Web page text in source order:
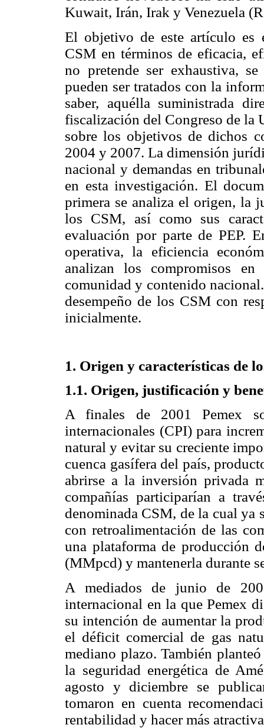
Kuwait, Irán, Irak y Venezuela
El objetivo de este artículo es
CSM en términos de eficacia,
no pretende ser exhaustiva,
pueden ser tratados con la
saber, aquélla suministrada
fiscalización del Congreso de la
sobre los objetivos de dichos
2004 y 2007. La dimensión
nacional y demandas en
en esta investigación. El
primera se analiza el origen, la
los CSM, así como sus
evaluación por parte de PEP.
operativa, la eficiencia
analizan los compromisos
comunidad y contenido
desempeño de los CSM con
inicialmente.
1. Origen y características de
1.1. Origen, justificación y
A finales de 2001 Pemex
internacionales (CPI) para
natural y evitar su creciente
cuenca gasífera del país,
abrirse a la inversión privada
compañías participarían a
denominada CSM, de la cual ya
con retroalimentación de las
una plataforma de producción
(MMpcd) y mantenerla durante
A mediados de junio de
internacional en la que Pemex
su intención de aumentar la
el déficit comercial de gas
mediano plazo. También
la seguridad energética de
agosto y diciembre se
tomaron en cuenta
rentabilidad y hacer más